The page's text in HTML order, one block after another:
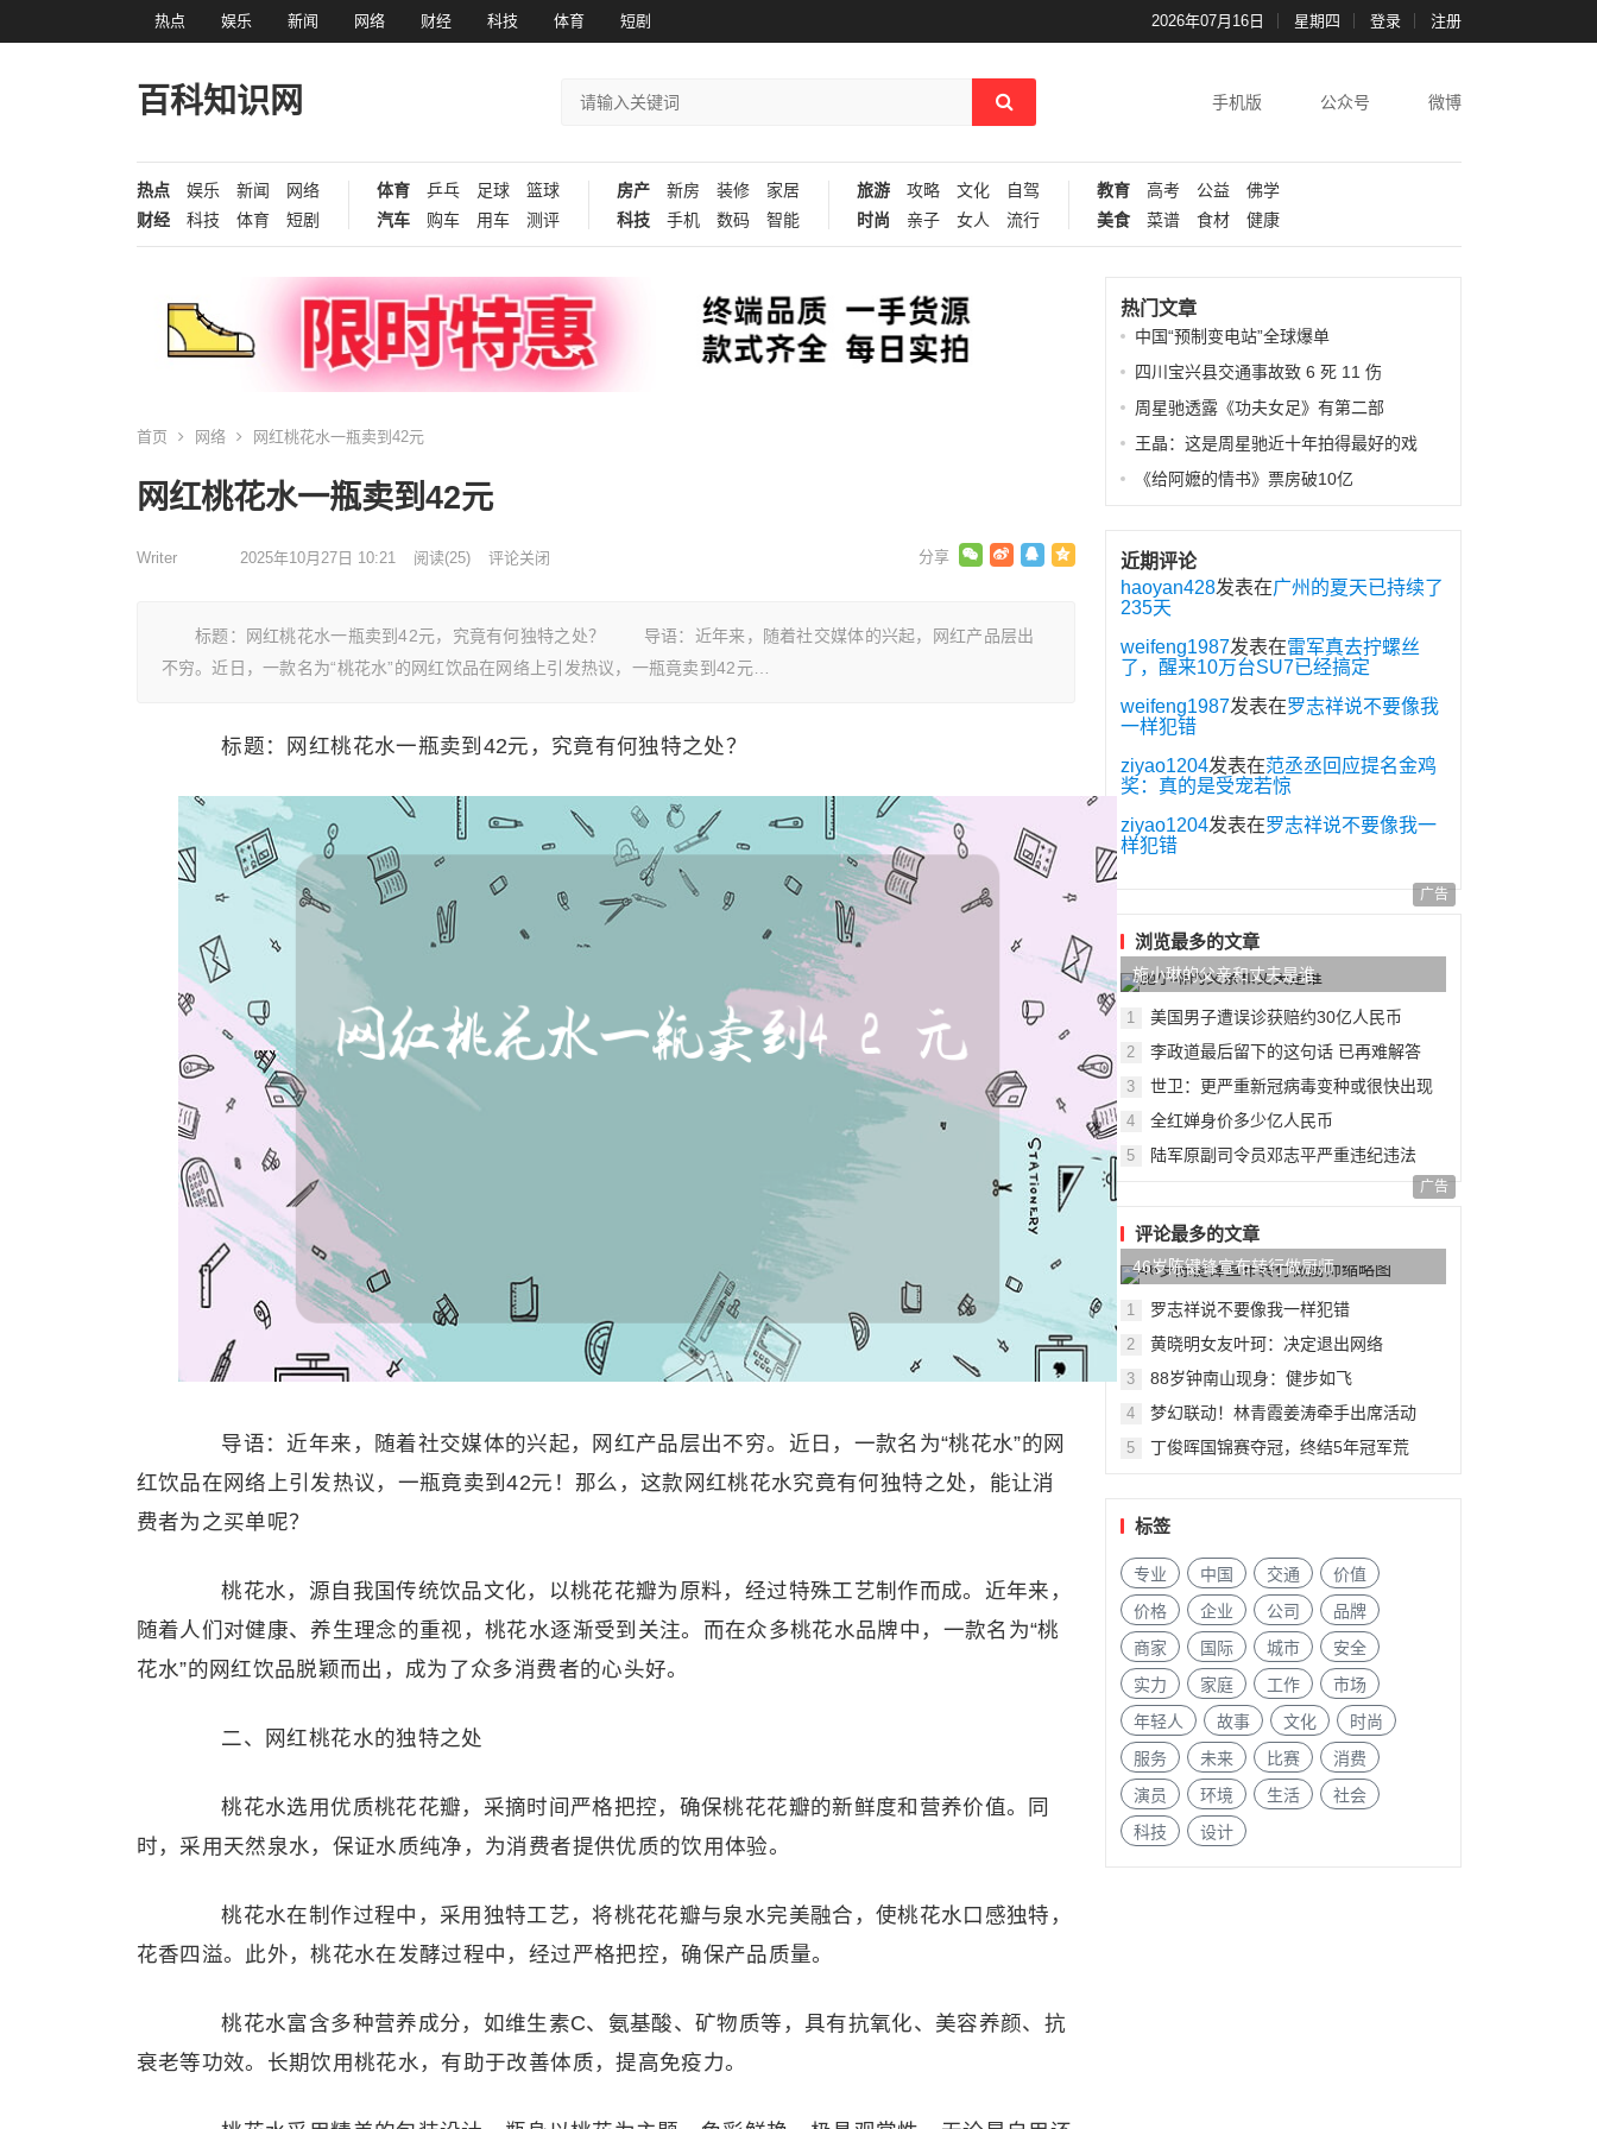
热点 娱乐 新闻 网络 财经 科技 体育 短剧 2026年07月16日 星期四 登录 注册
百科知识网 手机版 公众号 微博
热点 娱乐 新闻
网络
财经
科技 体育 短剧
体育 乒乓 足球
篮球
汽车
购车 用车 测评
房产 新房 装修
家居
科技
手机 数码 智能
旅游 攻略 文化
自驾
时尚
亲子 女人 流行
教育 高考 公益
佛学
美食
菜谱 食材 健康
首页 网络 网红桃花水一瓶卖到42元
网红桃花水一瓶卖到42元
Writer 2025年10月27日 10:21 阅读(25) 评论关闭
标题：网红桃花水一瓶卖到42元，究竟有何独特之处？ 导语：近年来，随着社交媒体的兴起，网红产品层出
不穷。近日，一款名为“桃花水”的网红饮品在网络上引发热议，一瓶竟卖到42元…
标题：网红桃花水一瓶卖到42元，究竟有何独特之处？
导语：近年来，随着社交媒体的兴起，网红产品层出不穷。近日，一款名为“桃花水”的网
红饮品在网络上引发热议，一瓶竟卖到42元！那么，这款网红桃花水究竟有何独特之处，能让消
费者为之买单呢？
桃花水，源自我国传统饮品文化，以桃花花瓣为原料，经过特殊工艺制作而成。近年来，
随着人们对健康、养生理念的重视，桃花水逐渐受到关注。而在众多桃花水品牌中，一款名为“桃
花水”的网红饮品脱颖而出，成为了众多消费者的心头好。
二、网红桃花水的独特之处
桃花水选用优质桃花花瓣，采摘时间严格把控，确保桃花花瓣的新鲜度和营养价值。同
时，采用天然泉水，保证水质纯净，为消费者提供优质的饮用体验。
桃花水在制作过程中，采用独特工艺，将桃花花瓣与泉水完美融合，使桃花水口感独特，
花香四溢。此外，桃花水在发酵过程中，经过严格把控，确保产品质量。
桃花水富含多种营养成分，如维生素C、氨基酸、矿物质等，具有抗氧化、美容养颜、抗
衰老等功效。长期饮用桃花水，有助于改善体质，提高免疫力。
热门文章
中国“预制变电站”全球爆单
四川宝兴县交通事故致 6 死 11 伤
周星驰透露《功夫女足》有第二部
王晶：这是周星驰近十年拍得最好的戏
《给阿嬷的情书》票房破10亿
近期评论
haoyan428发表在广州的夏天已持续了
235天
weifeng1987发表在雷军真去拧螺丝
了，醒来10万台SU7已经搞定
weifeng1987发表在罗志祥说不要像我
一样犯错
ziyao1204发表在范丞丞回应提名金鸡
奖：真的是受宠若惊
ziyao1204发表在罗志祥说不要像我一
样犯错
广告
浏览最多的文章
施小琳的父亲和丈夫是谁
1 美国男子遭误诊获赔约30亿人民币
2 李政道最后留下的这句话 已再难解答
3 世卫：更严重新冠病毒变种或很快出现
4 全红婵身价多少亿人民币
5 陆军原副司令员邓志平严重违纪违法
广告
评论最多的文章
46岁陈键锋宣布转行做厨师
1 罗志祥说不要像我一样犯错
2 黄晓明女友叶珂：决定退出网络
3 88岁钟南山现身：健步如飞
4 梦幻联动！林青霞姜涛牵手出席活动
5 丁俊晖国锦赛夺冠，终结5年冠军荒
标签
专业 中国 交通
价值
价格
企业 公司
品牌
商家
国际 城市
安全
实力
家庭 工作
市场
年轻人
故事 文化
时尚
服务
未来 比赛
消费
演员
环境 生活
社会
科技
设计